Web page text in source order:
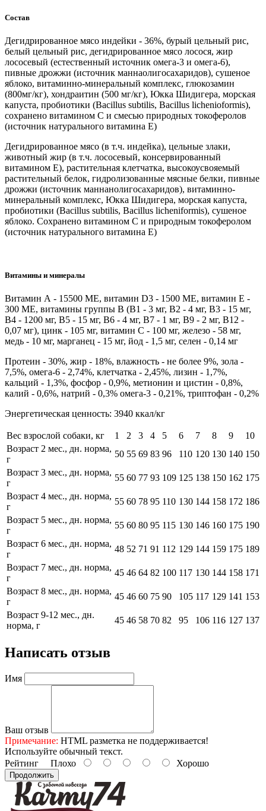
Состав
Дегидрированное мясо индейки - 36%, бурый цельный рис,
белый цельный рис, дегидрированное мясо лосося, жир
лососевый (естественный источник омега-3 и омега-6),
пивные дрожжи (источник маннаолигосахаридов), сушеное
яблоко, витаминно-минеральный комплекс, глюкозамин
(800мг/кг), хондраитин (500 мг/кг), Юкка Шидигера, морская
капуста, пробиотики (Bacillus subtilis, Bacillus lichenioformis),
сохранено витамином C и смесью природных токоферолов
(источник натурального витамина E)
Дегидрированное мясо (в т.ч. индейка), цельные злаки,
животный жир (в т.ч. лососевый, консервированный
витамином E), растительная клетчатка, высокоусвояемый
растительный белок, гидролизованные мясные белки, пивные
дрожжи (источник маннанолигосахаридов), витаминно-
минеральный комплекс, Юкка Шидигера, морская капуста,
пробиотики (Bacillus subtilis, Bacillus licheniformis), сушеное
яблоко. Cохранено витамином С и природным токоферолом
(источник натурального витамина Е)
Витамины и минералы
Витамин А - 15500 МЕ, витамин D3 - 1500 МЕ, витамин Е -
300 МЕ, витамины группы В (В1 - 3 мг, В2 - 4 мг, В3 - 15 мг,
В4 - 1200 мг, В5 - 15 мг, В6 - 4 мг, В7 - 1 мг, В9 - 2 мг, В12 -
0,07 мг), цинк - 105 мг, витамин С - 100 мг, железо - 58 мг,
медь - 10 мг, марганец - 15 мг, йод - 1,5 мг, селен - 0,14 мг
Протеин - 30%, жир - 18%, влажность - не более 9%, зола -
7,5%, омега-6 - 2,74%, клетчатка - 2,45%, лизин - 1,7%,
кальций - 1,3%, фосфор - 0,9%, метионин и цистин - 0,8%,
калий - 0,6%, натрий - 0,3% омега-3 - 0,21%, триптофан - 0,2%
Энергетическая ценность: 3940 ккал/кг
Вес взрослой собаки, кг 1 2 3 4 5 6 7 8 9
10
Возраст 2 мес., дн. норма,
г
50 55 69 83 96 110 120 130 140 150
Возраст 3 мес., дн. норма,
г
55 60 77 93 109 125 138 150 162 175
Возраст 4 мес., дн. норма,
г
55 60 78 95 110 130 144 158 172 186
Возраст 5 мес., дн. норма,
г
55 60 80 95 115 130 146 160 175 190
Возраст 6 мес., дн. норма,
г
48 52 71 91 112 129 144 159 175 189
Возраст 7 мес., дн. норма,
г
45 46 64 82 100 117 130 144 158 171
Возраст 8 мес., дн. норма,
г
45 46 60 75 90 105 117 129 141 153
Возраст 9-12 мес., дн.
норма, г
45 46 58 70 82 95 106 116 127 137
Написать отзыв
Имя
Ваш отзыв
Примечание: HTML разметка не поддерживается!
Используйте обычный текст.
Рейтинг Плохо Хорошо
Продолжить